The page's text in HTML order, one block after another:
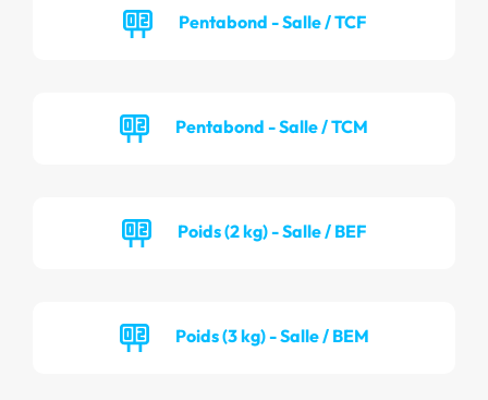
Pentabond - Salle / TCF
Pentabond - Salle / TCM
Poids (2 kg) - Salle / BEF
Poids (3 kg) - Salle / BEM